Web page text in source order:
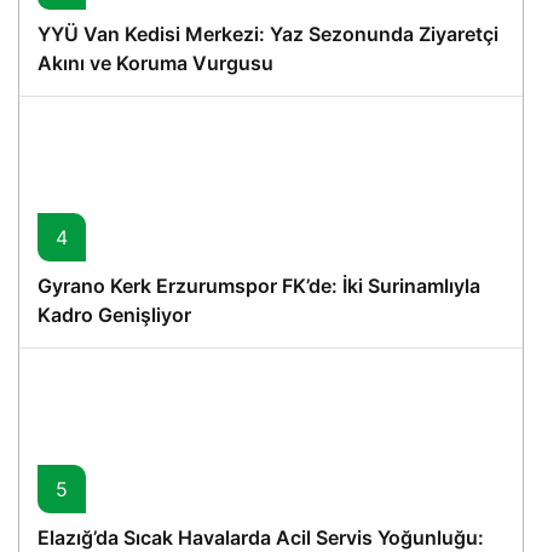
YYÜ Van Kedisi Merkezi: Yaz Sezonunda Ziyaretçi
Akını ve Koruma Vurgusu
4
Gyrano Kerk Erzurumspor FK’de: İki Surinamlıyla
Kadro Genişliyor
5
Elazığ’da Sıcak Havalarda Acil Servis Yoğunluğu: